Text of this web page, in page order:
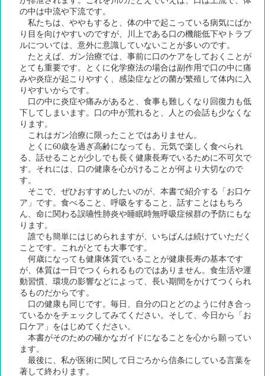
の中は中流や下流です。
私たちは、ややもすると、体の中で起こっている病気にばか
り目を向けやすいのですが、川上である口の機能低下やトラブ
ルについては、意外に意識していないことが多いのです。
たとえば、ガン治療では、事前に口のケアをしておくことが
とても重要です。とくに化学療法の場合は副作用で口の中に痛
みや炎症が起こりやすく、感染症などの菌が繁殖して体内に入
りやすいからです。
口の中に炎症や痛みがあると、食事も難しくなり回復力も低
下してしまいます。口の中が荒れると、人との会話も少なくな
ります。
これはガン治療に限ったことではありません。
とくに60歳を過ぎ高齢になっても、元気で楽しく食べられ
る、話せることが少しでも長く健康長寿でいるために不可欠で
す。それには、口の健康を心がけることが何より大切なので
す。
そこで、ぜひおすすめしたいのが、本書で紹介する「お口ケ
ア」です。食べること、呼吸をすること、話すことはもちろ
ん、命に関わる誤嚥性肺炎や睡眠時無呼吸症候群の予防にもな
ります。
誰でも簡単にはじめられますが、いちばんは続けていただく
ことです。これがとても大事です。
何歳になっても健康体質でいることが健康長寿の基本です
が、体質は一日でつくられるものではありません。食生活や運
動習慣、環境の影響などによって、長い期間をかけてつくられ
るものだからです。
口の健康も同じです。毎日、自分の口とどのように付き合っ
ているかをチェックしてみてください。そして、今日から「お
口ケア」をはじめてください。
本書がそのための確かなガイドになることを心から願ってい
ます。
最後に、私が医術に関して日ごろから信条にしている言葉を
著して終わります。